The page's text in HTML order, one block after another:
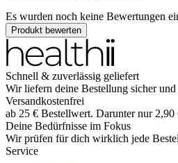
Es wurden noch keine Bewertungen
Produkt bewerten
Schnell & zuverlässig geliefert
Wir liefern deine Bestellung sicher und
Versandkostenfrei
ab 25 € Bestellwert. Darunter nur 2,90
Deine Bedürfnisse im Fokus
Wir prüfen für dich wirklich jede
Service